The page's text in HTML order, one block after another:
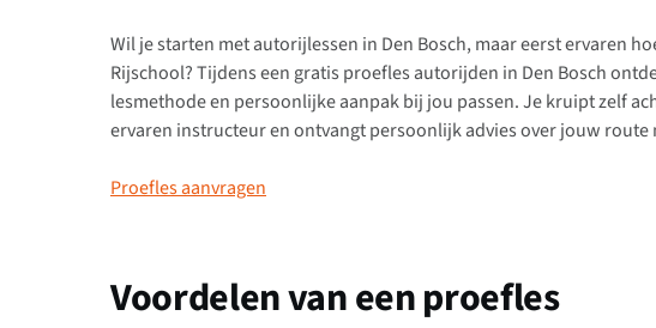
Wil je starten met autorijlessen in Den Bosch, maar eerst ervaren
Rijschool? Tijdens een gratis proefles autorijden in Den Bosch
lesmethode en persoonlijke aanpak bij jou passen. Je kruipt zelf
ervaren instructeur en ontvangt persoonlijk advies over jouw route
Proefles aanvragen
Voordelen van een proefles